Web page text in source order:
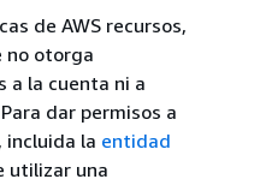
de AWS recursos,
no otorga
a la cuenta ni a
dar permisos a
incluida la entidad
utilizar una